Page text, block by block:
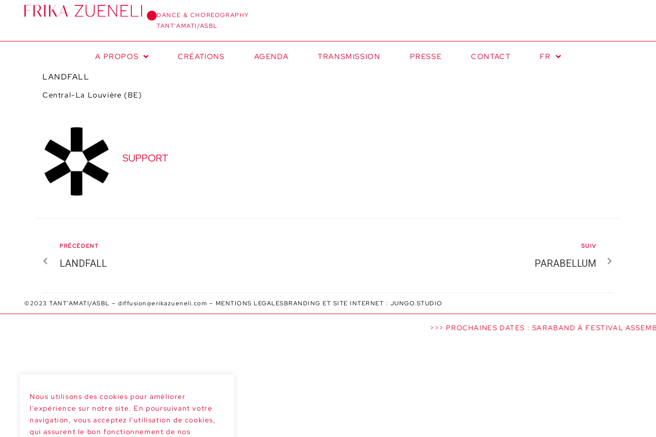
Nous utilisons des cookies pour améliorer
l'expérience sur notre site. En poursuivant votre
navigation, vous acceptez l'utilisation de cookies,
qui assurent le bon fonctionnement de nos
DANCE & CHOREOGRAPHY
TANT'AMATI/ASBL
A PROPOS CRÉATIONS AGENDA TRANSMISSION PRESSE CONTACT FR
LANDFALL
Central-La Louvière (BE)
SUPPORT
PRÉCÉDENT
LANDFALL
SUIV
PARABELLUM
©2023 TANT’AMATI/ASBL – diffusion@erikazueneli.com – MENTIONS LEGALESBRANDING ET SITE INTERNET : JUNGO.STUDIO
>>> PROCHAINES DATES : SARABAND À FESTIVAL